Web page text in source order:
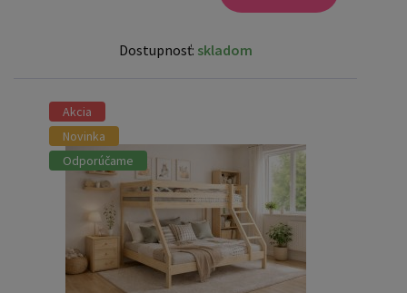
Dostupnosť: skladom
Akcia
Novinka
Odporúčame